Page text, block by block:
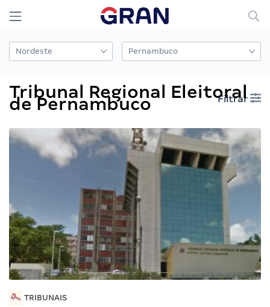
Tribunal Regional Eleitoral
de Pernambuco Filtrar
TRIBUNAIS